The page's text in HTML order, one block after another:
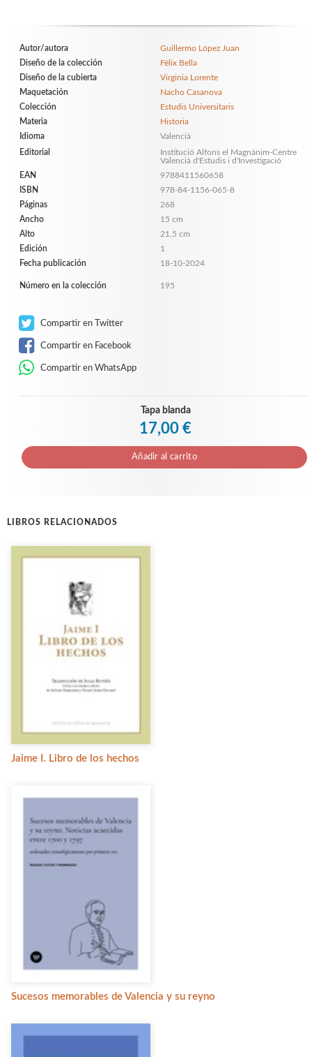
Autor/autora
Guillermo López Juan
Diseño de la colección
Fèlix Bella
Diseño de la cubierta
Virginia Lorente
Maquetación
Nacho Casanova
Colección
Estudis Universitaris
Materia
Historia
Idioma
Valencià
Editorial
Institució Alfons el Magnànim-Centre
Valencià d'Estudis i d'Investigació
EAN
9788411560658
ISBN
978-84-1156-065-8
Páginas
268
Ancho
15 cm
Alto
21,5 cm
Edición
1
Fecha publicación
18-10-2024
Número en la colección 195
Compartir en Twitter
Compartir en Facebook
Compartir en WhatsApp
Tapa blanda
17,00 €
Añadir al carrito
LIBROS RELACIONADOS
Jaime I. Libro de los hechos
Sucesos memorables de Valencia y su reyno